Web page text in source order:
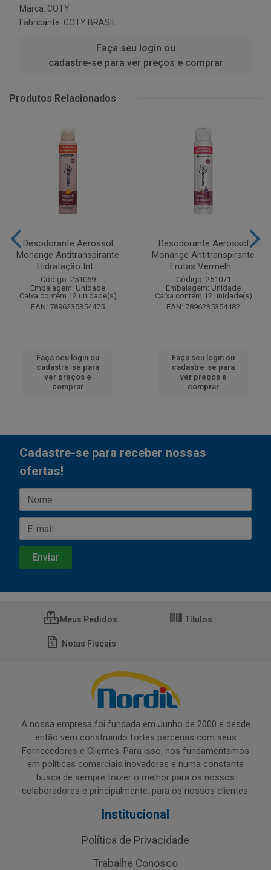
Marca: COTY
Fabricante: COTY BRASIL
Faça seu login ou
cadastre-se para ver preços e comprar
Produtos Relacionados
Desodorante Aerossol
Monange Antitranspirante
Hidratação Int...
Código: 251069
Embalagem: Unidade
Caixa contém 12 unidade(s)
EAN: 7896235354475
Faça seu login ou
cadastre-se para
ver preços e
comprar
Desodorante Aerossol
Monange Antitranspirante
Frutas Vermelh...
Código: 251071
Embalagem: Unidade
Caixa contém 12 unidade(s)
EAN: 7896235354482
Faça seu login ou
cadastre-se para
ver preços e
comprar
Cadastre-se para receber nossas
ofertas!
Meus Pedidos Títulos
Notas Fiscais
A nossa empresa foi fundada em Junho de 2000 e desde
então vem construindo fortes parcerias com seus
Fornecedores e Clientes. Para isso, nos fundamentamos
em políticas comerciais inovadoras e numa constante
busca de sempre trazer o melhor para os nossos
colaboradores e principalmente, para os nossos clientes.
Institucional
Política de Privacidade
Trabalhe Conosco